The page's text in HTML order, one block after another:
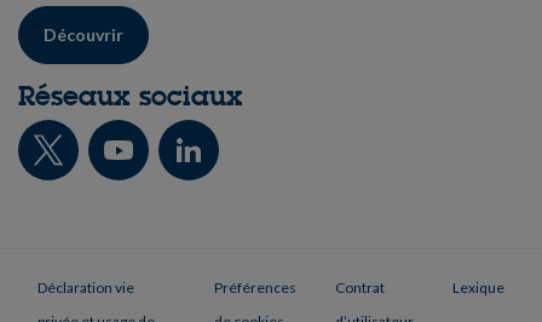
Découvrir
Réseaux sociaux
Déclaration vie
Préférences
Contrat
Lexique